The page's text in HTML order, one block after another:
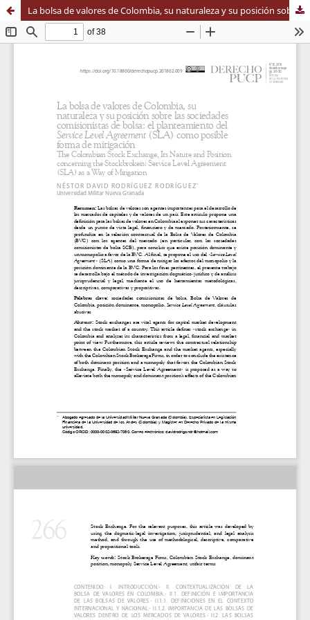
La bolsa de valores de Colombia, su naturaleza y su posición sobre las sociedades comisionistas de bolsa: el planteamiento del Service Level Agreement (SLA) como posible forma de mitigación